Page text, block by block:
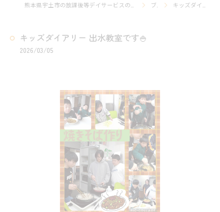
ブログ キッズダイアリー 出水教室です🍚
キッズダイアリー 出水教室です🍚
2026/03/05